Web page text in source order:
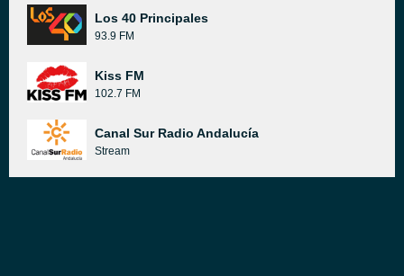
Los 40 Principales
93.9 FM
Kiss FM
102.7 FM
Canal Sur Radio Andalucía
Stream